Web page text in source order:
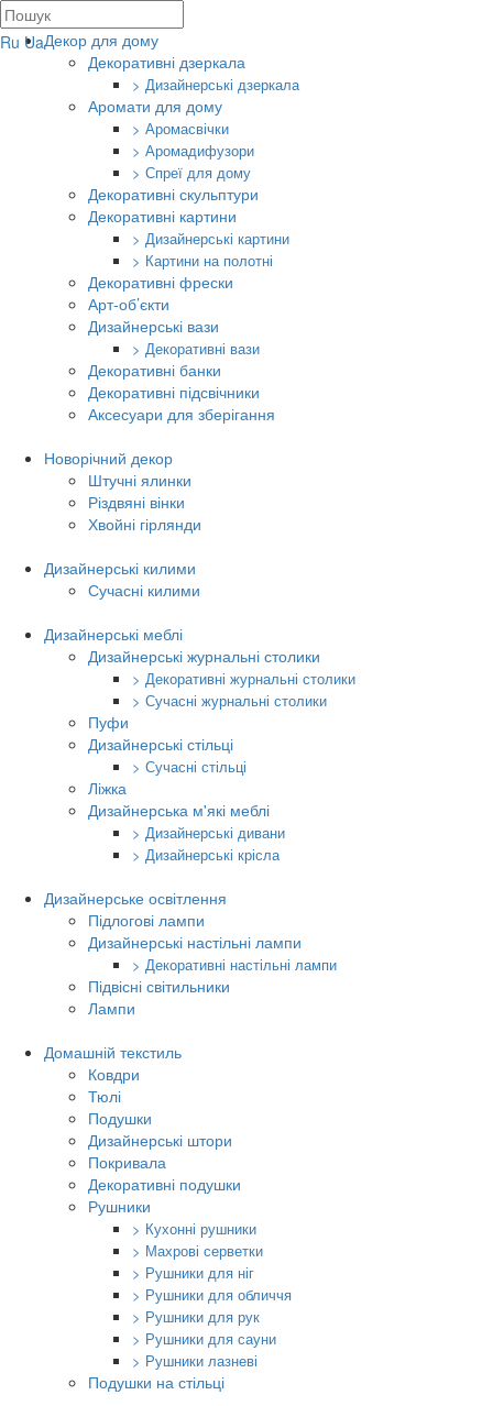
Ru UaДекор для дому
Декоративні дзеркала
> Дизайнерські дзеркала
Аромати для дому
> Аромасвічки
> Аромадифузори
> Спреї для дому
Декоративні скульптури
Декоративні картини
> Дизайнерські картини
> Картини на полотні
Декоративні фрески
Арт-об’єкти
Дизайнерські вази
> Декоративні вази
Декоративні банки
Декоративні підсвічники
Аксесуари для зберігання
Новорічний декор
Штучні ялинки
Різдвяні вінки
Хвойні гірлянди
Дизайнерські килими
Сучасні килими
Дизайнерські меблі
Дизайнерські журнальні столики
> Декоративні журнальні столики
> Сучасні журнальні столики
Пуфи
Дизайнерські стільці
> Сучасні стільці
Ліжка
Дизайнерська м'які меблі
> Дизайнерські дивани
> Дизайнерські крісла
Дизайнерське освітлення
Підлогові лампи
Дизайнерські настільні лампи
> Декоративні настільні лампи
Підвісні світильники
Лампи
Домашній текстиль
Ковдри
Тюлі
Подушки
Дизайнерські штори
Покривала
Декоративні подушки
Рушники
> Кухонні рушники
> Махрові серветки
> Рушники для ніг
> Рушники для обличчя
> Рушники для рук
> Рушники для сауни
> Рушники лазневі
Подушки на стільці